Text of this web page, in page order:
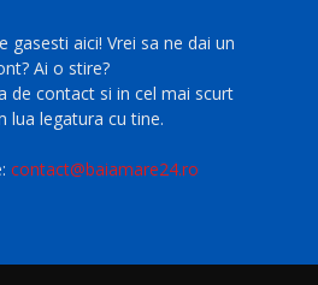
gasesti aici! Vrei sa ne dai un
Ai o stire?
de contact si in cel mai scurt
lua legatura cu tine.
contact@baiamare24.ro